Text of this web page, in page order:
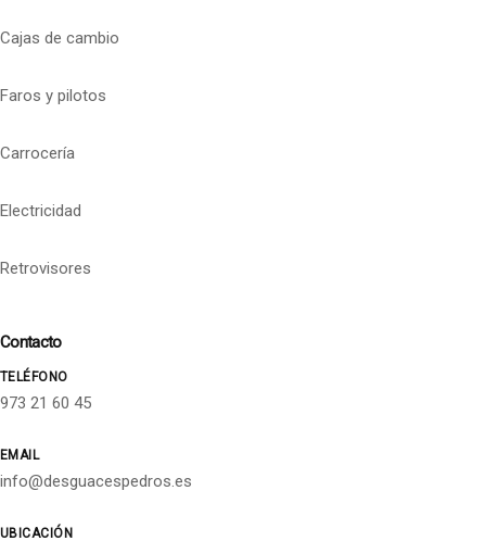
Cajas de cambio
Faros y pilotos
Carrocería
Electricidad
Retrovisores
Contacto
TELÉFONO
973 21 60 45
EMAIL
info@desguacespedros.es
UBICACIÓN